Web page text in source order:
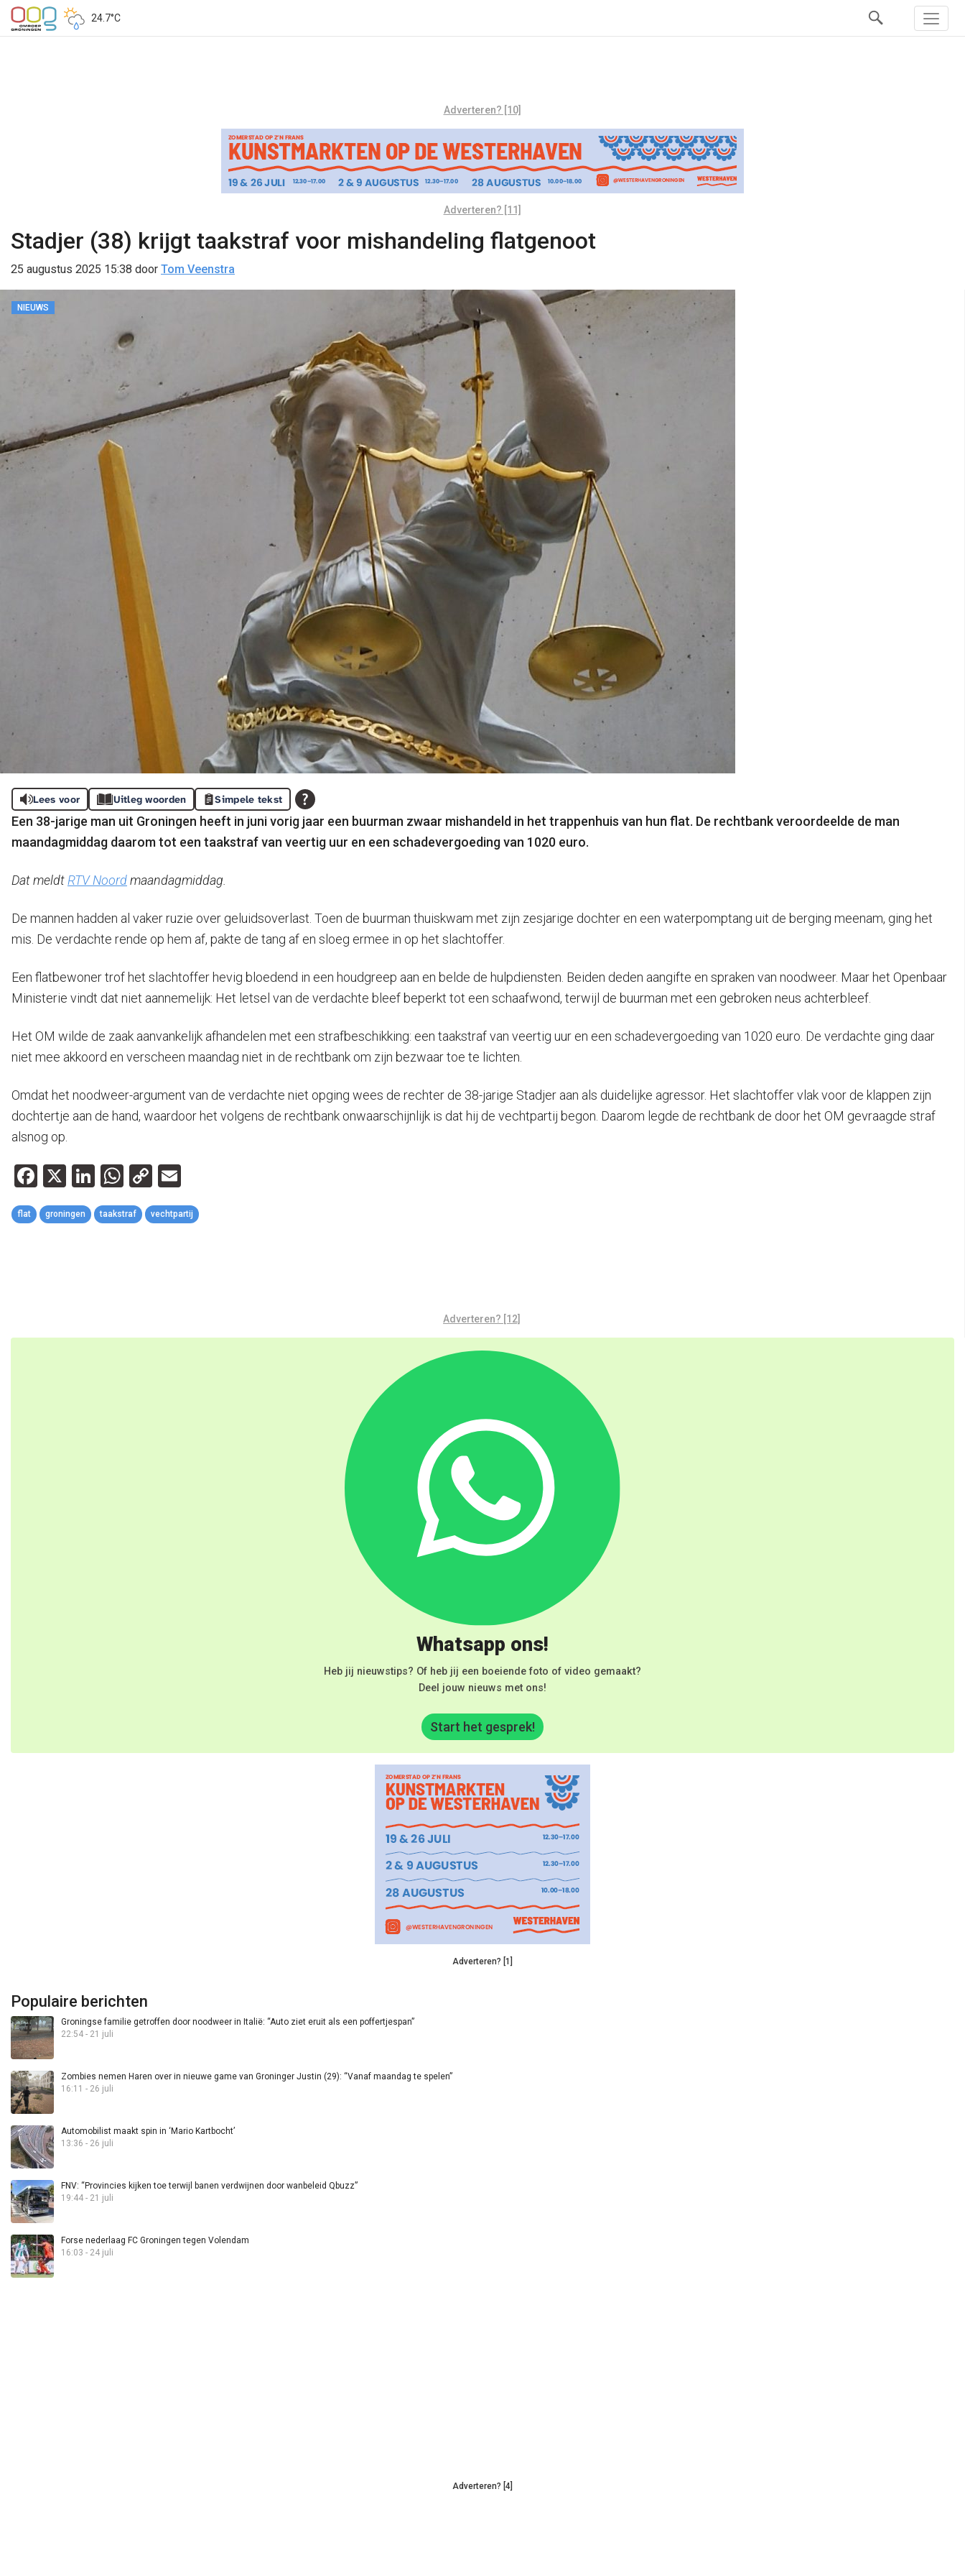
24.7°C
Adverteren? [10]
Adverteren? [11]
Stadjer (38) krijgt taakstraf voor mishandeling flatgenoot
25 augustus 2025 15:38 door Tom Veenstra
NIEUWS
Lees voor Uitleg woorden Simpele tekst
Een 38-jarige man uit Groningen heeft in juni vorig jaar een buurman zwaar mishandeld in het trappenhuis van hun flat. De rechtbank veroordeelde de man
maandagmiddag daarom tot een taakstraf van veertig uur en een schadevergoeding van 1020 euro.
Dat meldt RTV Noordmaandagmiddag.
De mannen hadden al vaker ruzie over geluidsoverlast. Toen de buurman thuiskwam met zijn zesjarige dochter en een waterpomptang uit de berging meenam, ging het
mis. De verdachte rende op hem af, pakte de tang af en sloeg ermee in op het slachtoffer.
Een flatbewoner trof het slachtoffer hevig bloedend in een houdgreep aan en belde de hulpdiensten. Beiden deden aangifte en spraken van noodweer. Maar het Openbaar
Ministerie vindt dat niet aannemelijk: Het letsel van de verdachte bleef beperkt tot een schaafwond, terwijl de buurman met een gebroken neus achterbleef.
Het OM wilde de zaak aanvankelijk afhandelen met een strafbeschikking: een taakstraf van veertig uur en een schadevergoeding van 1020 euro. De verdachte ging daar
niet mee akkoord en verscheen maandag niet in de rechtbank om zijn bezwaar toe te lichten.
Omdat het noodweer-argument van de verdachte niet opging wees de rechter de 38-jarige Stadjer aan als duidelijke agressor. Het slachtoffer vlak voor de klappen zijn
dochtertje aan de hand, waardoor het volgens de rechtbank onwaarschijnlijk is dat hij de vechtpartij begon. Daarom legde de rechtbank de door het OM gevraagde straf
alsnog op.
Facebook
X LinkedIn
WhatsApp
Copy
Link
flat groningen taakstraf vechtpartij
Adverteren? [12]
Whatsapp ons!
Heb jij nieuwstips? Of heb jij een boeiende foto of video gemaakt?
Deel jouw nieuws met ons!
Start het gesprek!
Adverteren? [1]
Populaire berichten
Groningse familie getroffen door noodweer in Italië: “Auto ziet eruit als een poffertjespan”
22:54 - 21 juli
Zombies nemen Haren over in nieuwe game van Groninger Justin (29): “Vanaf maandag te spelen”
16:11 - 26 juli
Automobilist maakt spin in ‘Mario Kartbocht’
13:36 - 26 juli
FNV: “Provincies kijken toe terwijl banen verdwijnen door wanbeleid Qbuzz”
19:44 - 21 juli
Forse nederlaag FC Groningen tegen Volendam
16:03 - 24 juli
Adverteren? [4]